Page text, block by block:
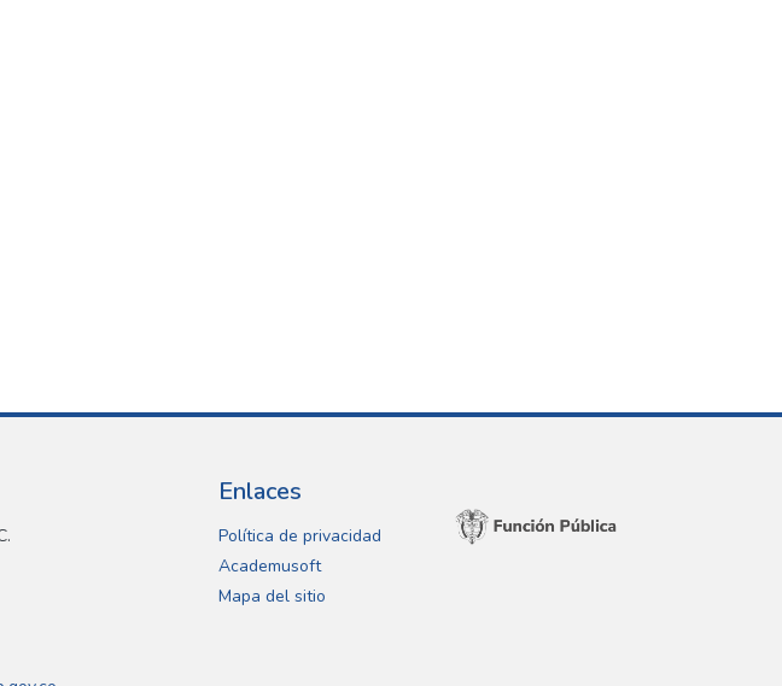
Enlaces
Política de privacidad
Academusoft
Mapa del sitio